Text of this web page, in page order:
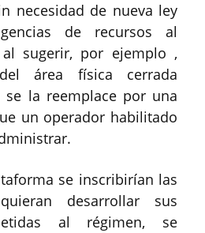
necesidad de nueva ley
de recursos al
al sugerir, por ejemplo ,
área física cerrada
se la reemplace por una
un operador habilitado
se inscribirían las
desarrollar sus
al régimen, se